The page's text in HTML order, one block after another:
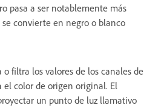
pasa a ser notablemente más
convierte en negro o blanco
filtra los valores de los canales de
el color de origen original. El
un punto de luz llamativo